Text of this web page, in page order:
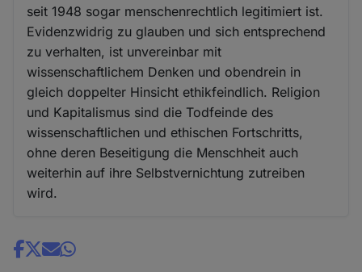
seit 1948 sogar menschenrechtlich legitimiert ist.
Evidenzwidrig zu glauben und sich entsprechend
zu verhalten, ist unvereinbar mit
wissenschaftlichem Denken und obendrein in
gleich doppelter Hinsicht ethikfeindlich. Religion
und Kapitalismus sind die Todfeinde des
wissenschaftlichen und ethischen Fortschritts,
ohne deren Beseitigung die Menschheit auch
weiterhin auf ihre Selbstvernichtung zutreiben
wird.
Share